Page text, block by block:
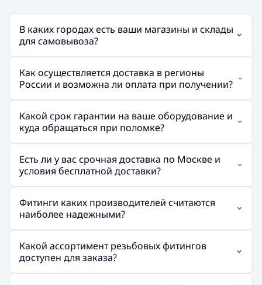
В каких городах есть ваши магазины и склады
для самовывоза?
Как осуществляется доставка в регионы
России и возможна ли оплата при получении?
Какой срок гарантии на ваше оборудование и
куда обращаться при поломке?
Есть ли у вас срочная доставка по Москве и
условия бесплатной доставки?
Фитинги каких производителей считаются
наиболее надежными?
Какой ассортимент резьбовых фитингов
доступен для заказа?